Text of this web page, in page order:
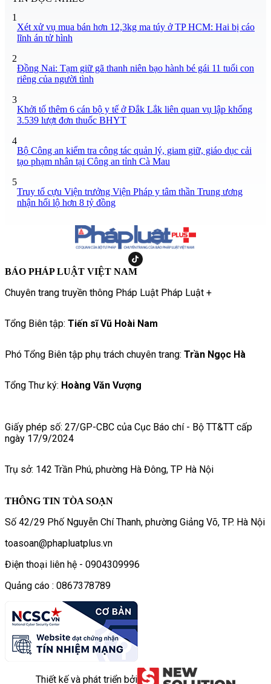
1
Xét xử vụ mua bán hơn 12,3kg ma túy ở TP HCM: Hai bị cáo
lĩnh án tử hình
2
Đồng Nai: Tạm giữ gã thanh niên bạo hành bé gái 11 tuổi con
riêng của người tình
3
Khởi tố thêm 6 cán bộ y tế ở Đắk Lắk liên quan vụ lập khống
3.539 lượt đơn thuốc BHYT
4
Bộ Công an kiểm tra công tác quản lý, giam giữ, giáo dục cải
tạo phạm nhân tại Công an tỉnh Cà Mau
5
Truy tố cựu Viện trưởng Viện Pháp y tâm thần Trung ương
nhận hối lộ hơn 8 tỷ đồng
BÁO PHÁP LUẬT VIỆT NAM
Chuyên trang truyền thông Pháp Luật Pháp Luật +
Tổng Biên tập: Tiến sĩ Vũ Hoài Nam
Phó Tổng Biên tập phụ trách chuyên trang: Trần Ngọc Hà
Tổng Thư ký: Hoàng Văn Vượng
Giấy phép số: 27/GP-CBC của Cục Báo chí - Bộ TT&TT cấp
ngày 17/9/2024
Trụ sở: 142 Trần Phú, phường Hà Đông, TP Hà Nội
THÔNG TIN TÒA SOẠN
Số 42/29 Phố Nguyễn Chí Thanh, phường Giảng Võ, TP. Hà Nội
toasoan@phapluatplus.vn
Điện thoại liên hệ - 0904309996
Quảng cáo : 0867378789
Thiết kế và phát triển bởi